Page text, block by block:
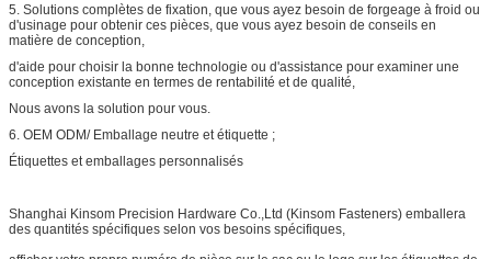
5. Solutions complètes de fixation, que vous ayez besoin de forgeage à froid ou
d'usinage pour obtenir ces pièces, que vous ayez besoin de conseils en
matière de conception,
d'aide pour choisir la bonne technologie ou d'assistance pour examiner une
conception existante en termes de rentabilité et de qualité,
Nous avons la solution pour vous.
6. OEM ODM/ Emballage neutre et étiquette ;
Étiquettes et emballages personnalisés
Shanghai Kinsom Precision Hardware Co.,Ltd (Kinsom Fasteners) emballera
des quantités spécifiques selon vos besoins spécifiques,